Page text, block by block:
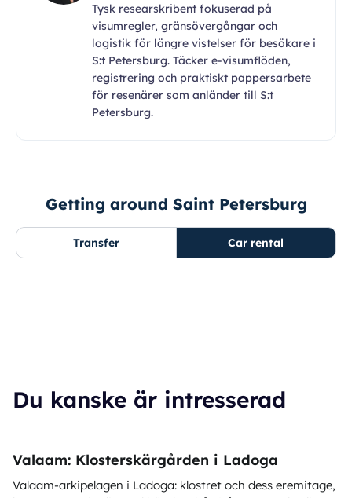
Tysk researskribent fokuserad på
visumregler, gränsövergångar och
logistik för längre vistelser för besökare i
S:t Petersburg. Täcker e-visumflöden,
registrering och praktiskt pappersarbete
för resenärer som anländer till S:t
Petersburg.
Getting around Saint Petersburg
Transfer Car rental
Du kanske är intresserad
Valaam: Klosterskärgården i Ladoga
Valaam-arkipelagen i Ladoga: klostret och dess eremitage,